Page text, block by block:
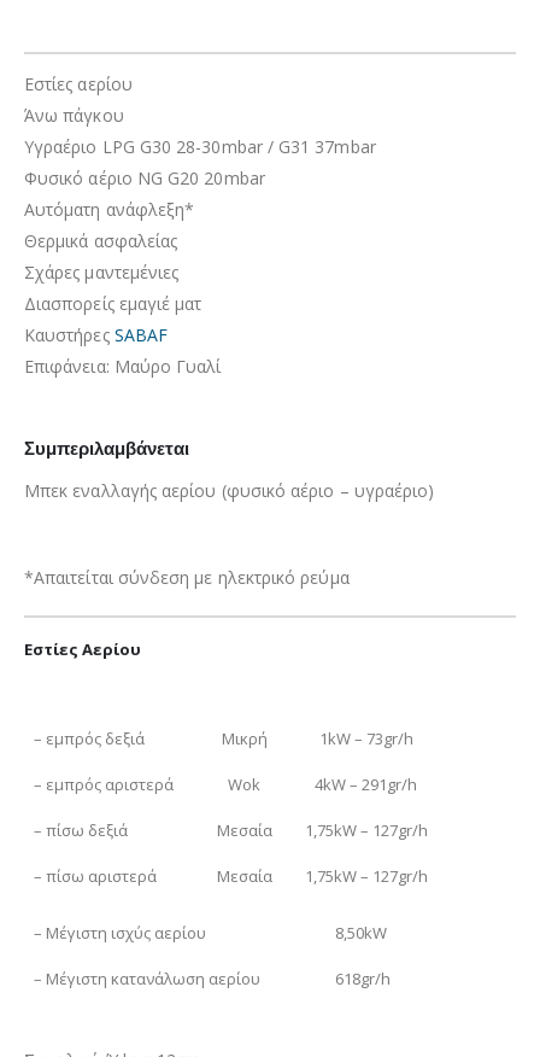
Εστίες αερίου
Άνω πάγκου
Υγραέριο LPG G30 28-30mbar / G31 37mbar
Φυσικό αέριο NG G20 20mbar
Αυτόματη ανάφλεξη*
Θερμικά ασφαλείας
Σχάρες μαντεμένιες
Διασπορείς εμαγιέ ματ
Καυστήρες SABAF
Επιφάνεια: Μαύρο Γυαλί
Συμπεριλαμβάνεται
Μπεκ εναλλαγής αερίου (φυσικό αέριο – υγραέριο)
*Απαιτείται σύνδεση με ηλεκτρικό ρεύμα
Εστίες Αερίου
– εμπρός δεξιά Μικρή 1kW – 73gr/h
– εμπρός αριστερά Wok 4kW – 291gr/h
– πίσω δεξιά Μεσαία 1,75kW – 127gr/h
– πίσω αριστερά Μεσαία 1,75kW – 127gr/h
– Μέγιστη ισχύς αερίου 8,50kW
– Μέγιστη κατανάλωση αερίου 618gr/h